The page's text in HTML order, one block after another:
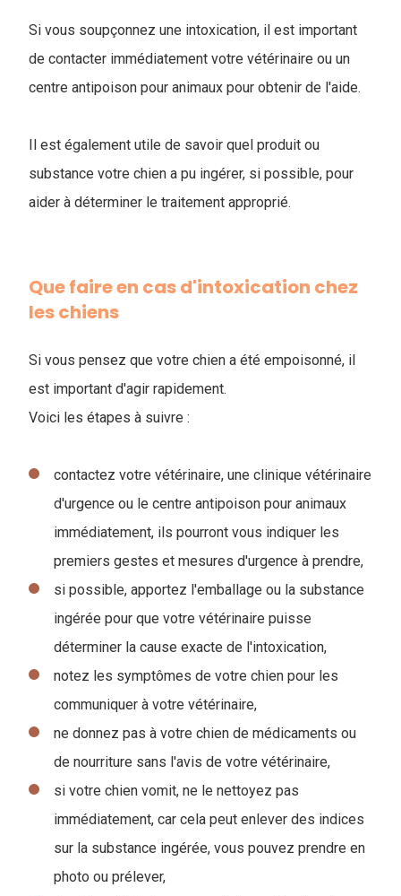
Si vous soupçonnez une intoxication, il est important
de contacter immédiatement votre vétérinaire ou un
centre antipoison pour animaux pour obtenir de l'aide.
Il est également utile de savoir quel produit ou
substance votre chien a pu ingérer, si possible, pour
aider à déterminer le traitement approprié.
Que faire en cas d'intoxication chez
les chiens
Si vous pensez que votre chien a été empoisonné, il
est important d'agir rapidement.
Voici les étapes à suivre :
contactez votre vétérinaire, une clinique vétérinaire
d'urgence ou le centre antipoison pour animaux
immédiatement, ils pourront vous indiquer les
premiers gestes et mesures d'urgence à prendre,
si possible, apportez l'emballage ou la substance
ingérée pour que votre vétérinaire puisse
déterminer la cause exacte de l'intoxication,
notez les symptômes de votre chien pour les
communiquer à votre vétérinaire,
ne donnez pas à votre chien de médicaments ou
de nourriture sans l'avis de votre vétérinaire,
si votre chien vomit, ne le nettoyez pas
immédiatement, car cela peut enlever des indices
sur la substance ingérée, vous pouvez prendre en
photo ou prélever,